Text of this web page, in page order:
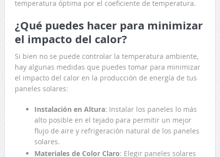
temperatura óptima por el coeficiente de temperatura.
¿Qué puedes hacer para minimizar
el impacto del calor?
Si bien no se puede controlar la temperatura ambiente,
hay algunas medidas que puedes tomar para minimizar
el impacto del calor en la producción de energía de tus
paneles solares:
Instalación en Altura: Instalar los paneles lo más
alto posible en el tejado para permitir un mejor
flujo de aire y refrigeración natural de los paneles
solares.
Materiales de Color Claro: Elegir paneles solares